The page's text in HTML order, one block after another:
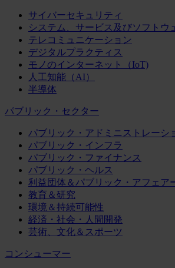
サイバーセキュリティ
システム、サービス及びソフトウ
テレコミュニケーション
デジタルプラクティス
モノのインターネット（IoT)
人工知能（AI）
半導体
パブリック・セクター
パブリック・アドミニストレーシ
パブリック・インフラ
パブリック・ファイナンス
パブリック・ヘルス
利益団体＆パブリック・アフェア
教育＆研究
環境＆持続可能性
経済・社会・人間開発
芸術、文化＆スポーツ
コンシューマー